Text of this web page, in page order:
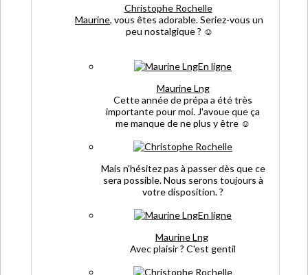
Christophe Rochelle
Maurine, vous êtes adorable. Seriez-vous un
peu nostalgique ? ☺️
En ligne
Maurine Lng
Cette année de prépa a été très
importante pour moi. J'avoue que ça
me manque de ne plus y être ☺️
Mais n'hésitez pas à passer dès que ce
sera possible. Nous serons toujours à
votre disposition.?
En ligne
Maurine Lng
Avec plaisir? C'est gentil